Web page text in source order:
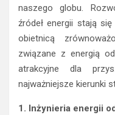
naszego globu.
źródeł energii stają
obietnicą
związane z energią
atrakcyjne dla
najważniejsze kierunki
1. Inżynieria energii